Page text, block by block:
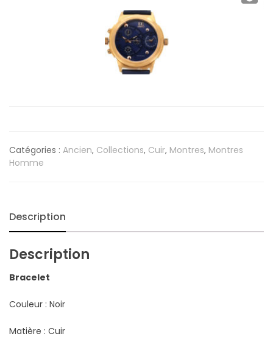
Catégories : Ancien, Collections, Cuir, Montres, Montres
Homme
Description
Description
Bracelet
Couleur : Noir
Matière : Cuir